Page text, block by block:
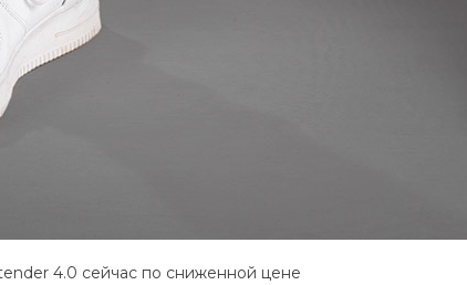
4.0 сейчас по сниженной цене